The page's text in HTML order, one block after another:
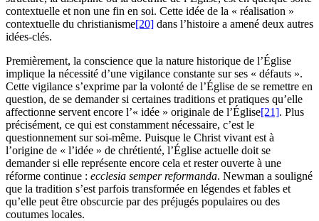
contextuelle et non une fin en soi. Cette idée de la « réalisation »
contextuelle du christianisme[20] dans l’histoire a amené deux autres
idées-clés.
Premièrement, la conscience que la nature historique de l’Église
implique la nécessité d’une vigilance constante sur ses « défauts ».
Cette vigilance s’exprime par la volonté de l’Église de se remettre en
question, de se demander si certaines traditions et pratiques qu’elle
affectionne servent encore l’« idée » originale de l’Église[21]. Plus
précisément, ce qui est constamment nécessaire, c’est le
questionnement sur soi-même. Puisque le Christ vivant est à
l’origine de « l’idée » de chrétienté, l’Église actuelle doit se
demander si elle représente encore cela et rester ouverte à une
réforme continue : ecclesia semper reformanda. Newman a souligné
que la tradition s’est parfois transformée en légendes et fables et
qu’elle peut être obscurcie par des préjugés populaires ou des
coutumes locales.